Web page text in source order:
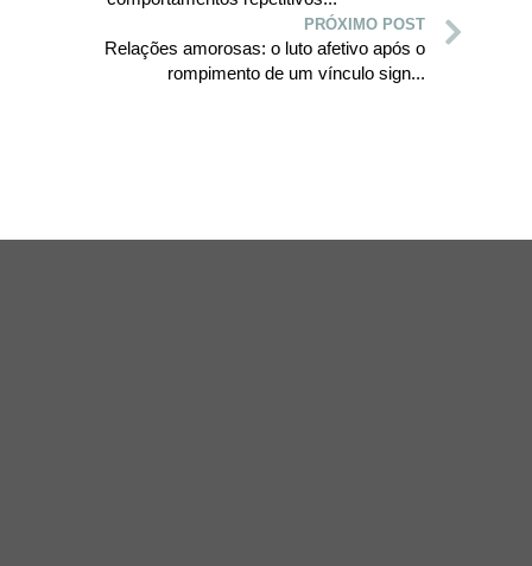
PRÓXIMO POST
Relações amorosas: o luto afetivo após o
rompimento de um vínculo sign...